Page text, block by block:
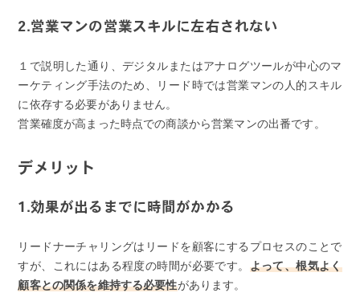
2.営業マンの営業スキルに左右されない
１で説明した通り、デジタルまたはアナログツールが中心のマ
ーケティング手法のため、リード時では営業マンの人的スキル
に依存する必要がありません。
営業確度が高まった時点での商談から営業マンの出番です。
デメリット
1.効果が出るまでに時間がかかる
リードナーチャリングはリードを顧客にするプロセスのことで
すが、これにはある程度の時間が必要です。 よって、根気よく
顧客との関係を維持する必要性があります。